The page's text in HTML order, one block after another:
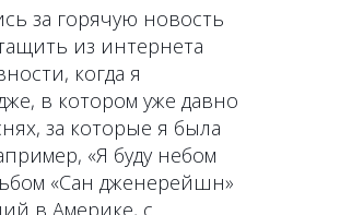
за горячую новость
из интернета
когда я
в котором уже давно
за которые я была
«Я буду небом
«Сан дженерейшн»
в Америке, с